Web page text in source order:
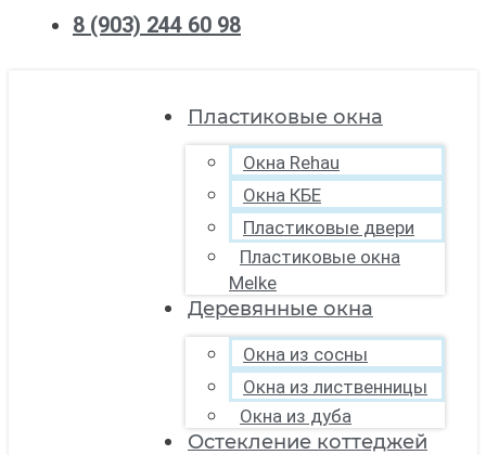
8 (903) 244 60 98
Пластиковые окна
Окна Rehau
Окна КБЕ
Пластиковые двери
Пластиковые окна
Melke
Деревянные окна
Окна из сосны
Окна из лиственницы
Окна из дуба
Остекление коттеджей